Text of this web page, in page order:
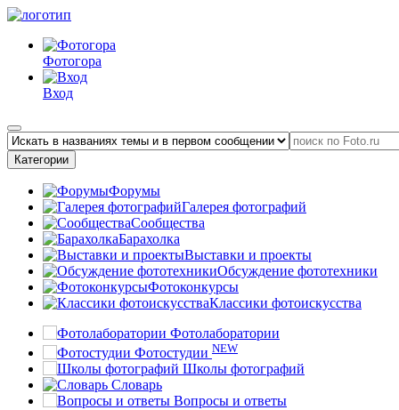
Фотогора
Вход
Категории
Форумы
Галерея фотографий
Сообщества
Барахолка
Выставки и проекты
Обсуждение фототехники
Фотоконкурсы
Классики фотоискусства
Фотолаборатории
Фотостудии NEW
Школы фотографий
Словарь
Вопросы и ответы